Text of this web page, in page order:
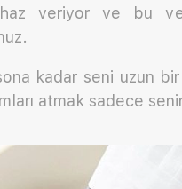
veriyor ve bu
kadar seni uzun
atmak sadece